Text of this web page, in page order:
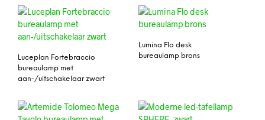
Luceplan Fortebraccio
bureaulamp met
aan-/uitschakelaar zwart
Lumina Flo desk
bureaulamp brons